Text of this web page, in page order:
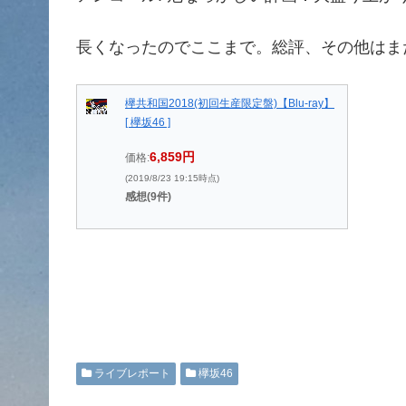
長くなったのでここまで。総評、その他は
欅共和国2018(初回生産限定盤)【Blu-ray】
[ 欅坂46 ]
価格:6,859円
(2019/8/23 19:15時点)
感想(9件)
ライブレポート 欅坂46